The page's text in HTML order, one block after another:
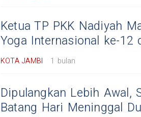
Ketua TP PKK Nadiyah
Yoga Internasional ke-12
KOTA JAMBI 1 bulan
Dipulangkan Lebih Awal,
Batang Hari Meninggal